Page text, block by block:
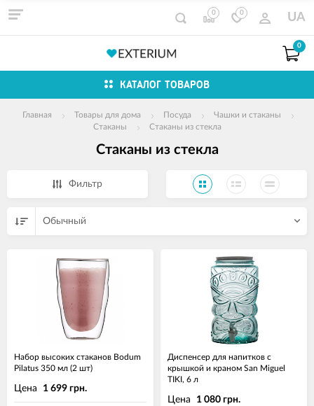
0 0 UA
0
КАТАЛОГ ТОВАРОВ
Главная Товары для дома Посуда
Чашки и стаканы
Стаканы
Стаканы из стекла
Стаканы из стекла
Фильтр
Обычный
Набор высоких стаканов Bodum
Pilatus 350 мл (2 шт)
Цена 1 699 грн.
Диспенсер для напитков с
крышкой и краном San Miguel
TIKI, 6 л
Цена 1 080 грн.